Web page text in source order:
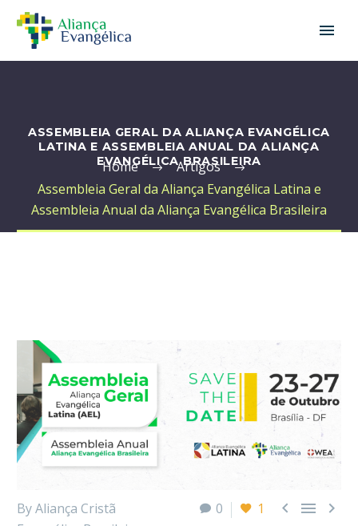
ASSEMBLEIA GERAL DA ALIANÇA EVANGÉLICA
LATINA E ASSEMBLEIA ANUAL DA ALIANÇA
EVANGÉLICA BRASILEIRA
Home
Artigos
Assembleia Geral da Aliança Evangélica Latina e
Assembleia Anual da Aliança Evangélica Brasileira
0 1   
By Aliança Cristã